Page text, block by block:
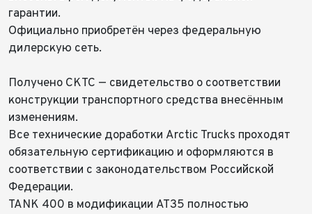
гарантии.
Официально приобретён через федеральную
дилерскую сеть.
Получено СКТС — свидетельство о соответствии
конструкции транспортного средства внесённым
изменениям.
Все технические доработки Arctic Trucks проходят
обязательную сертификацию и оформляются в
соответствии с законодательством Российской
Федерации.
TANK 400 в модификации AT35 полностью